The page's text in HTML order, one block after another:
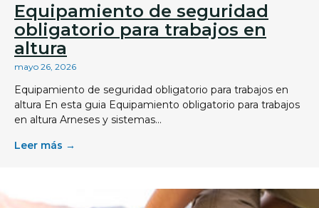
Equipamiento de seguridad
obligatorio para trabajos en
altura
mayo 26, 2026
Equipamiento de seguridad obligatorio para trabajos en
altura En esta guia Equipamiento obligatorio para trabajos
en altura Arneses y sistemas...
Leer más →